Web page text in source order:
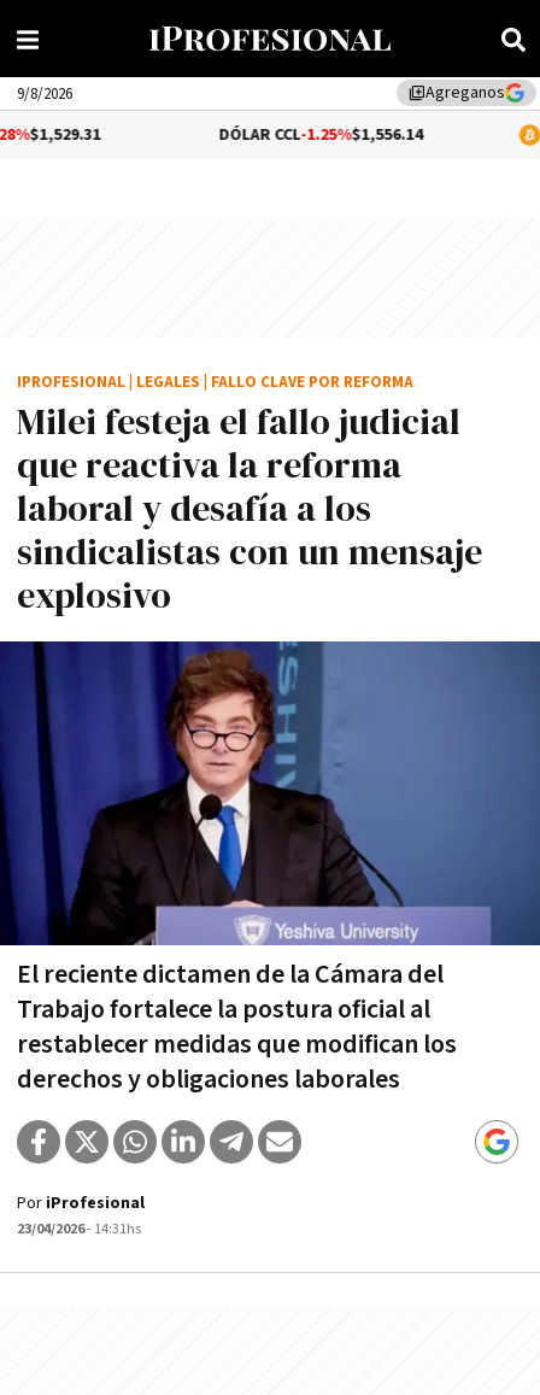
library_addAgreganos
9/8/2026
-1.25%$1,556.14
Milei festeja el fallo judicial
que reactiva la reforma
laboral y desafía a los
sindicalistas con un mensaje
explosivo
El reciente dictamen de la Cámara del
Trabajo fortalece la postura oficial al
restablecer medidas que modifican los
derechos y obligaciones laborales
IPROFESIONAL LEGALES FALLO CLAVE POR REFORMA
Por iProfesional
23/04/2026- 14:31hs